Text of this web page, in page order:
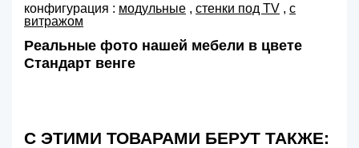
конфигурация : модульные , cтенки под TV , с
витражом
Реальные фото нашей мебели в цвете
Стандарт венге
С ЭТИМИ ТОВАРАМИ БЕРУТ ТАКЖЕ: